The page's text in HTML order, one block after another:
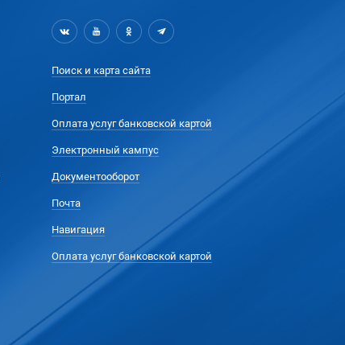
Поиск и карта сайта
Портал
Оплата услуг банковской картой
Электронный кампус
Документооборот
Почта
Навигация
Оплата услуг банковской картой